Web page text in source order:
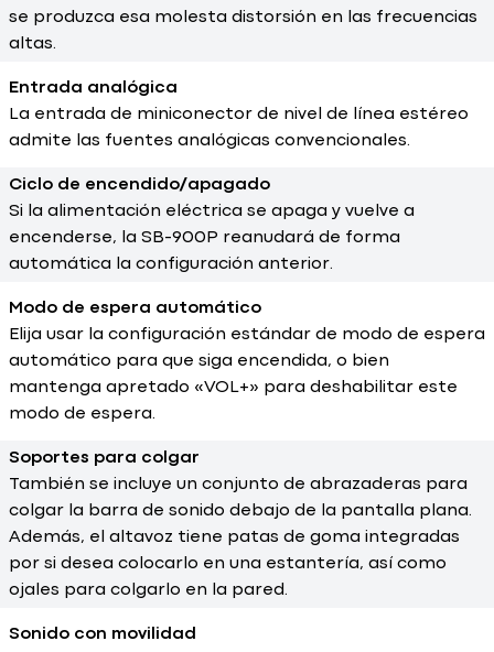
se produzca esa molesta distorsión en las frecuencias
altas.
Entrada analógica
La entrada de miniconector de nivel de línea estéreo
admite las fuentes analógicas convencionales.
Ciclo de encendido/apagado
Si la alimentación eléctrica se apaga y vuelve a
encenderse, la SB-900P reanudará de forma
automática la configuración anterior.
Modo de espera automático
Elija usar la configuración estándar de modo de espera
automático para que siga encendida, o bien
mantenga apretado «VOL+» para deshabilitar este
modo de espera.
Soportes para colgar
También se incluye un conjunto de abrazaderas para
colgar la barra de sonido debajo de la pantalla plana.
Además, el altavoz tiene patas de goma integradas
por si desea colocarlo en una estantería, así como
ojales para colgarlo en la pared.
Sonido con movilidad